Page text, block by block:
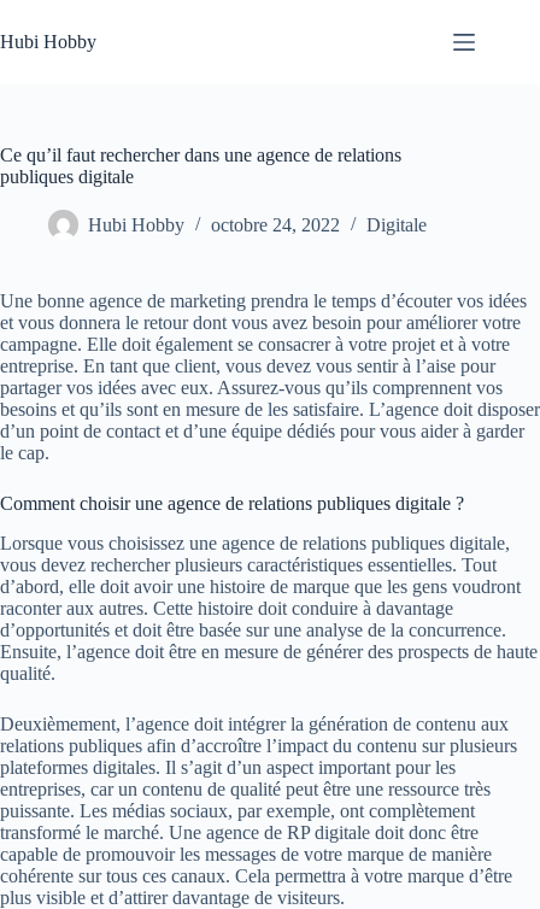
au
contenu
Hubi Hobby
Ce qu’il faut rechercher dans une agence de relations
publiques digitale
Hubi Hobby octobre 24, 2022 Digitale
Une bonne agence de marketing prendra le temps d’écouter vos idées
et vous donnera le retour dont vous avez besoin pour améliorer votre
campagne. Elle doit également se consacrer à votre projet et à votre
entreprise. En tant que client, vous devez vous sentir à l’aise pour
partager vos idées avec eux. Assurez-vous qu’ils comprennent vos
besoins et qu’ils sont en mesure de les satisfaire. L’agence doit disposer
d’un point de contact et d’une équipe dédiés pour vous aider à garder
le cap.
Comment choisir une agence de relations publiques digitale ?
Lorsque vous choisissez une agence de relations publiques digitale,
vous devez rechercher plusieurs caractéristiques essentielles. Tout
d’abord, elle doit avoir une histoire de marque que les gens voudront
raconter aux autres. Cette histoire doit conduire à davantage
d’opportunités et doit être basée sur une analyse de la concurrence.
Ensuite, l’agence doit être en mesure de générer des prospects de haute
qualité.
Deuxièmement, l’agence doit intégrer la génération de contenu aux
relations publiques afin d’accroître l’impact du contenu sur plusieurs
plateformes digitales. Il s’agit d’un aspect important pour les
entreprises, car un contenu de qualité peut être une ressource très
puissante. Les médias sociaux, par exemple, ont complètement
transformé le marché. Une agence de RP digitale doit donc être
capable de promouvoir les messages de votre marque de manière
cohérente sur tous ces canaux. Cela permettra à votre marque d’être
plus visible et d’attirer davantage de visiteurs.